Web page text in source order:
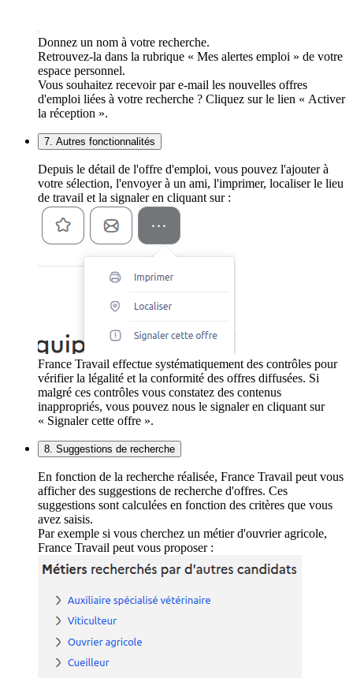
Donnez un nom à votre recherche.
Retrouvez-la dans la rubrique « Mes alertes emploi » de votre
espace personnel.
Vous souhaitez recevoir par e-mail les nouvelles offres
d'emploi liées à votre recherche ? Cliquez sur le lien « Activer
la réception ».
7. Autres fonctionnalités
Depuis le détail de l'offre d'emploi, vous pouvez l'ajouter à
votre sélection, l'envoyer à un ami, l'imprimer, localiser le lieu
de travail et la signaler en cliquant sur :
France Travail effectue systématiquement des contrôles pour
vérifier la légalité et la conformité des offres diffusées. Si
malgré ces contrôles vous constatez des contenus
inappropriés, vous pouvez nous le signaler en cliquant sur
« Signaler cette offre ».
8. Suggestions de recherche
En fonction de la recherche réalisée, France Travail peut vous
afficher des suggestions de recherche d'offres. Ces
suggestions sont calculées en fonction des critères que vous
avez saisis.
Par exemple si vous cherchez un métier d'ouvrier agricole,
France Travail peut vous proposer :